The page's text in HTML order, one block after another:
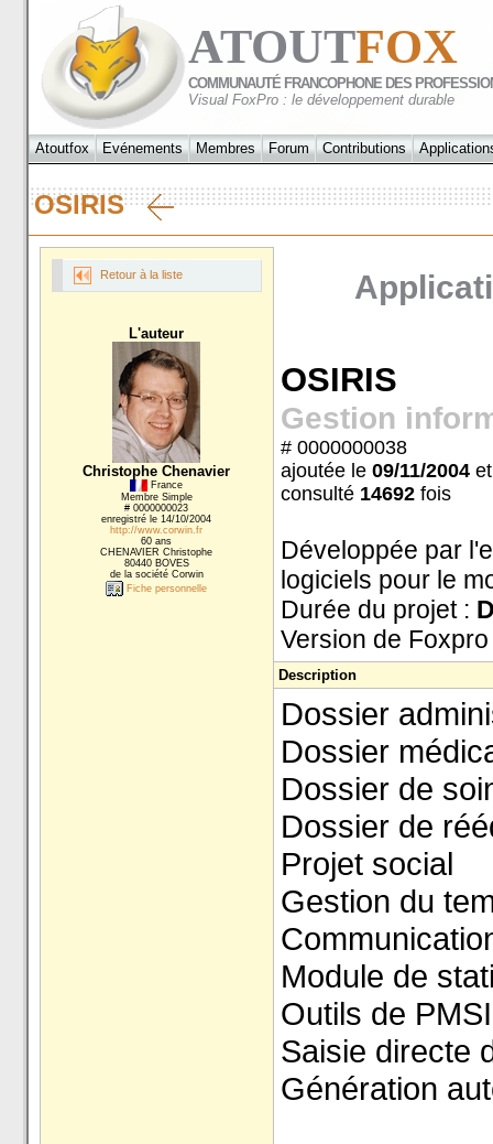
ATOUTFOX
COMMUNAUTÉ FRANCOPHONE DES
Visual FoxPro : le développement durable
Atoutfox Evénements Membres Forum Contributions
OSIRIS
Retour à la liste
L'auteur
Christophe Chenavier
France
Membre Simple
# 0000000023
enregistré le 14/10/2004
http://www.corwin.fr
60 ans
CHENAVIER Christophe
80440 BOVES
de la société Corwin
Fiche personnelle
OSIRIS
Gestion
# 0000000038
ajoutée le 09/11/2004et
consulté 14692fois
Développée par
logiciels pour le
Durée du projet :
Version de
Description
Dossier
Dossier
Dossier de
Dossier de
Projet social
Gestion du
Module de
Outils de
Saisie directe
Génération